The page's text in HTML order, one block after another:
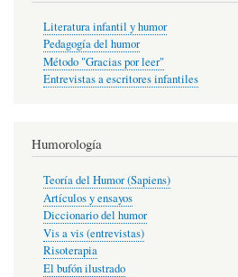
Literatura infantil y humor
Pedagogía del humor
Método "Gracias por leer"
Entrevistas a escritores infantiles
Humorología
Teoría del Humor (Sapiens)
Artículos y ensayos
Diccionario del humor
Vis a vis (entrevistas)
Risoterapia
El bufón ilustrado